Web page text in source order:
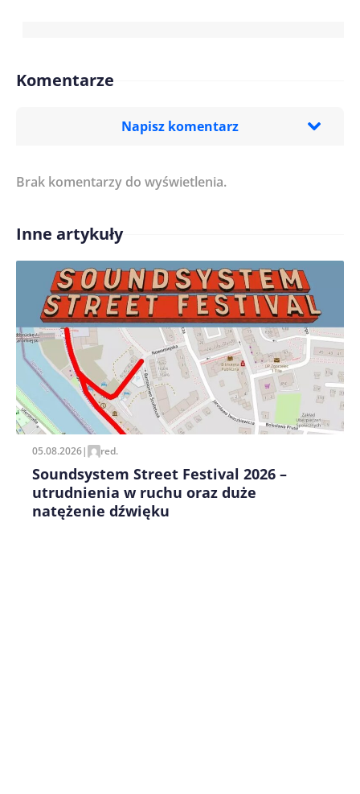
Komentarze
Napisz komentarz
Treść komentarza*
Imię/ Nick*
Zapamiętaj moje dane w tej przeglądarce podczas
pisania kolejnych komentarzy.
Brak komentarzy do wyświetlenia.
Inne artykuły
05.08.2026| red.
Soundsystem Street Festival 2026 –
utrudnienia w ruchu oraz duże
natężenie dźwięku